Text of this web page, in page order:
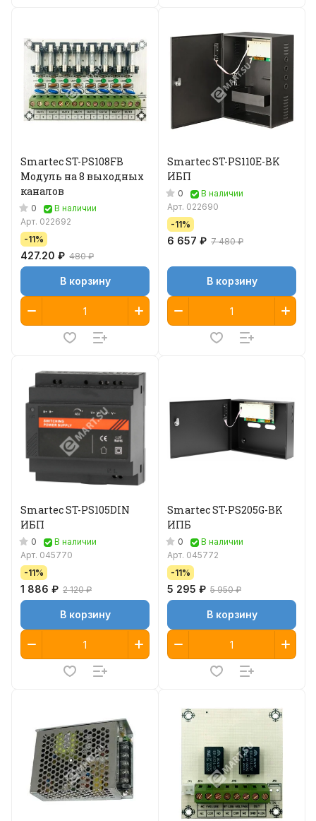
Smartec ST-PS108FB
Модуль на 8 выходных
каналов
0
В наличии
Арт. 022692
-11%
427.20 ₽ 480 ₽
В корзину
Smartec ST-PS110E-BK
ИБП
0
В наличии
Арт. 022690
-11%
6 657 ₽ 7 480 ₽
В корзину
Smartec ST-PS105DIN
ИБП
0
В наличии
Арт. 045770
-11%
1 886 ₽ 2 120 ₽
В корзину
Smartec ST-PS205G-BK
ИПБ
0
В наличии
Арт. 045772
-11%
5 295 ₽ 5 950 ₽
В корзину